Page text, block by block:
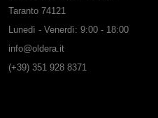
Taranto 74121
Lunedì - Venerdì: 9:00 - 18:00
info@oldera.it
(+39) 351 928 8371